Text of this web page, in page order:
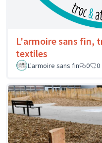
L'armoire sans fin,
textiles
L'armoire sans fin
0 0